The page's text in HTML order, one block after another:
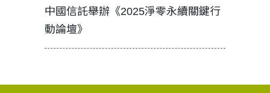
中國信託舉辦《2025淨零永續關鍵行
動論壇》